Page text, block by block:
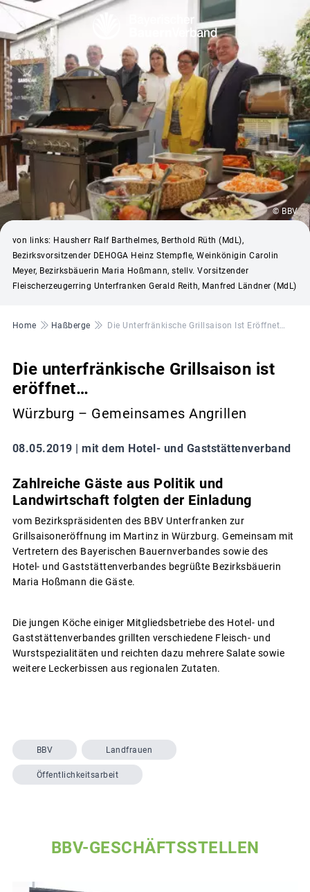
© BBV
von links: Hausherr Ralf Barthelmes, Berthold Rüth (MdL),
Bezirksvorsitzender DEHOGA Heinz Stempfle, Weinkönigin Carolin
Meyer, Bezirksbäuerin Maria Hoßmann, stellv. Vorsitzender
Fleischerzeugerring Unterfranken Gerald Reith, Manfred Ländner (MdL)
Pfadnavigation
Home Haßberge Die Unterfränkische Grillsaison Ist Eröffnet…
Die unterfränkische Grillsaison ist
eröffnet…
Würzburg – Gemeinsames Angrillen
08.05.2019 | mit dem Hotel- und Gaststättenverband
Zahlreiche Gäste aus Politik und
Landwirtschaft folgten der Einladung
vom Bezirkspräsidenten des BBV Unterfranken zur
Grillsaisoneröffnung im Martinz in Würzburg. Gemeinsam mit
Vertretern des Bayerischen Bauernverbandes sowie des
Hotel- und Gaststättenverbandes begrüßte Bezirksbäuerin
Maria Hoßmann die Gäste.
Die jungen Köche einiger Mitgliedsbetriebe des Hotel- und
Gaststättenverbandes grillten verschiedene Fleisch- und
Wurstspezialitäten und reichten dazu mehrere Salate sowie
weitere Leckerbissen aus regionalen Zutaten.
BBV Landfrauen
Öffentlichkeitsarbeit
BBV-GESCHÄFTSSTELLEN